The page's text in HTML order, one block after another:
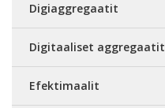
Digiaggregaatit
Digitaaliset aggregaatit
Efektimaalit